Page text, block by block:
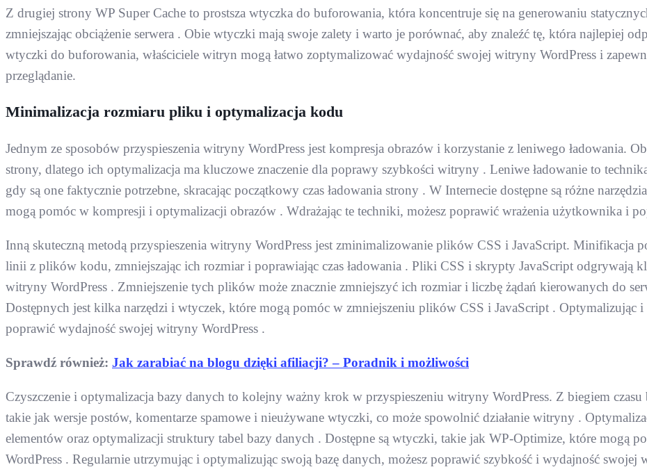
Z drugiej strony WP Super Cache to prostsza wtyczka do buforowania, która koncentruje się na generowaniu
zmniejszając obciążenie serwera . Obie wtyczki mają swoje zalety i warto je porównać, aby znaleźć tę, która najlepiej
wtyczki do buforowania, właściciele witryn mogą łatwo zoptymalizować wydajność swojej witryny WordPress i
przeglądanie.
Minimalizacja rozmiaru pliku i optymalizacja kodu
Jednym ze sposobów przyspieszenia witryny WordPress jest kompresja obrazów i korzystanie z leniwego ładowania.
strony, dlatego ich optymalizacja ma kluczowe znaczenie dla poprawy szybkości witryny . Leniwe ładowanie to
gdy są one faktycznie potrzebne, skracając początkowy czas ładowania strony . W Internecie dostępne są różne
mogą pomóc w kompresji i optymalizacji obrazów . Wdrażając te techniki, możesz poprawić wrażenia użytkownika i
Inną skuteczną metodą przyspieszenia witryny WordPress jest zminimalizowanie plików CSS i JavaScript. Minifikacja
linii z plików kodu, zmniejszając ich rozmiar i poprawiając czas ładowania . Pliki CSS i skrypty JavaScript odgrywają
witryny WordPress . Zmniejszenie tych plików może znacznie zmniejszyć ich rozmiar i liczbę żądań kierowanych do
Dostępnych jest kilka narzędzi i wtyczek, które mogą pomóc w zmniejszeniu plików CSS i JavaScript . Optymalizując
poprawić wydajność swojej witryny WordPress .
Sprawdź również: Jak zarabiać na blogu dzięki afiliacji? – Poradnik i możliwości
Czyszczenie i optymalizacja bazy danych to kolejny ważny krok w przyspieszeniu witryny WordPress. Z biegiem
takie jak wersje postów, komentarze spamowe i nieużywane wtyczki, co może spowolnić działanie witryny .
elementów oraz optymalizacji struktury tabel bazy danych . Dostępne są wtyczki, takie jak WP-Optimize, które mogą
WordPress . Regularnie utrzymując i optymalizując swoją bazę danych, możesz poprawić szybkość i wydajność swojej